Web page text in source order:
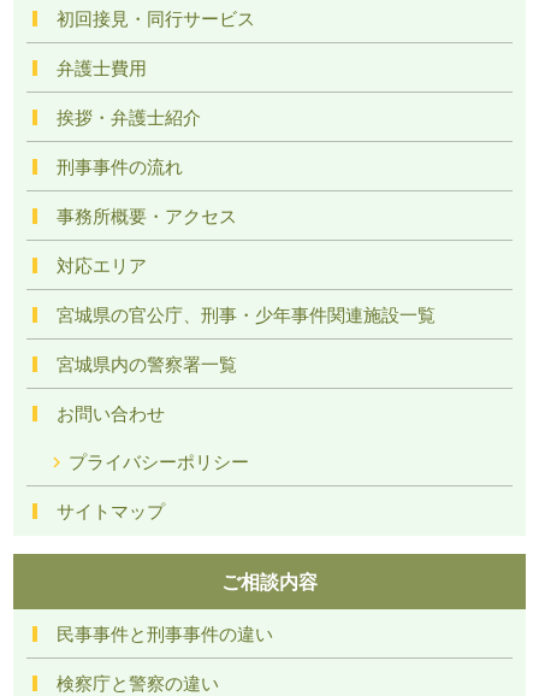
初回接見・同行サービス
弁護士費用
挨拶・弁護士紹介
刑事事件の流れ
事務所概要・アクセス
対応エリア
宮城県の官公庁、刑事・少年事件関連施設一覧
宮城県内の警察署一覧
お問い合わせ
プライバシーポリシー
サイトマップ
ご相談内容
民事事件と刑事事件の違い
検察庁と警察の違い